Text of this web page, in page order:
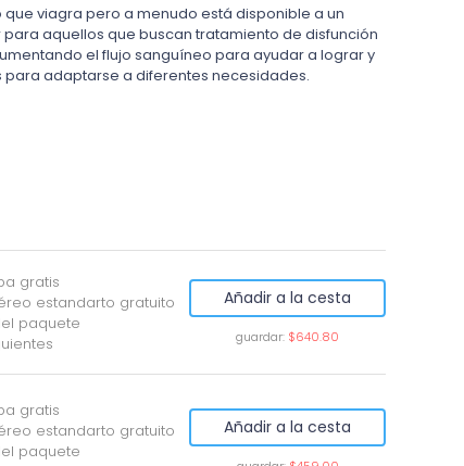
viagra pero a menudo está disponible a un
aquellos que buscan tratamiento de disfunción
el flujo sanguíneo para ayudar a lograr y
para adaptarse a diferentes necesidades.
gratis
estandarto gratuito
paquete
Añadir a la cesta
guardar: $640.80
gratis
estandarto gratuito
paquete
Añadir a la cesta